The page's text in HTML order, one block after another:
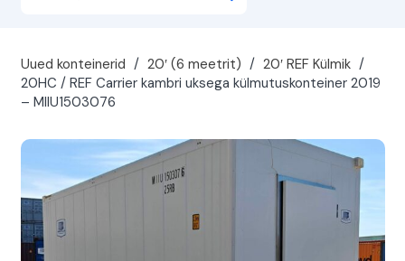
Uued konteinerid / 20′ (6 meetrit) / 20′ REF Külmik /
20HC / REF Carrier kambri uksega külmutuskonteiner 2019
– MIIU1503076